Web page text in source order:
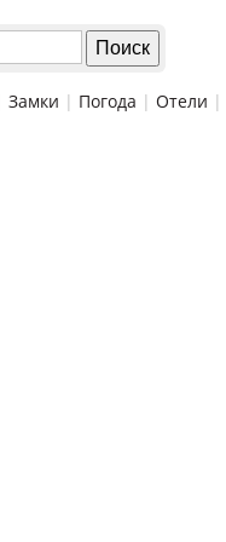
Замки | Погода | Отели |